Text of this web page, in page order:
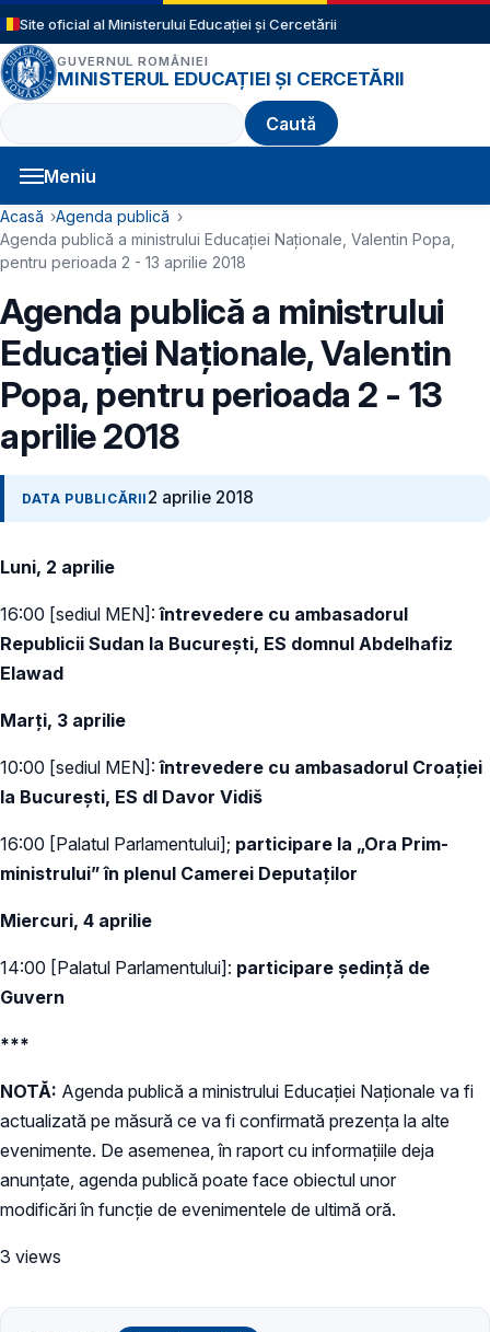
Sari la conținutul principal
Site oficial al Ministerului Educației și Cercetării
GUVERNUL ROMÂNIEI
MINISTERUL EDUCAȚIEI ȘI CERCETĂRII
Caută
Meniu
Navigație principală
Cale de navigare
Acasă
Agenda publică
Agenda publică a ministrului Educației Naționale, Valentin Popa,
pentru perioada 2 - 13 aprilie 2018
Agenda publică a ministrului
Educației Naționale, Valentin
Popa, pentru perioada 2 - 13
aprilie 2018
DATA PUBLICĂRII 2 aprilie 2018
Luni, 2 aprilie
16:00 [sediul MEN]:întrevedere cu ambasadorul
Republicii Sudan la București, ES domnul Abdelhafiz
Elawad
Marți, 3 aprilie
10:00 [sediul MEN]:întrevedere cu ambasadorul Croației
la București, ES dl Davor Vidiš
16:00 [Palatul Parlamentului]; participare la „Ora Prim-
ministrului” în plenul Camerei Deputaților
Miercuri, 4 aprilie
14:00 [Palatul Parlamentului]: participare ședință de
Guvern
***
NOTĂ: Agenda publică a ministrului Educației Naționale va fi
actualizată pe măsură ce va fi confirmată prezența la alte
evenimente. De asemenea, în raport cu informațiile deja
anunțate, agenda publică poate face obiectul unor
modificări în funcție de evenimentele de ultimă oră.
3 views